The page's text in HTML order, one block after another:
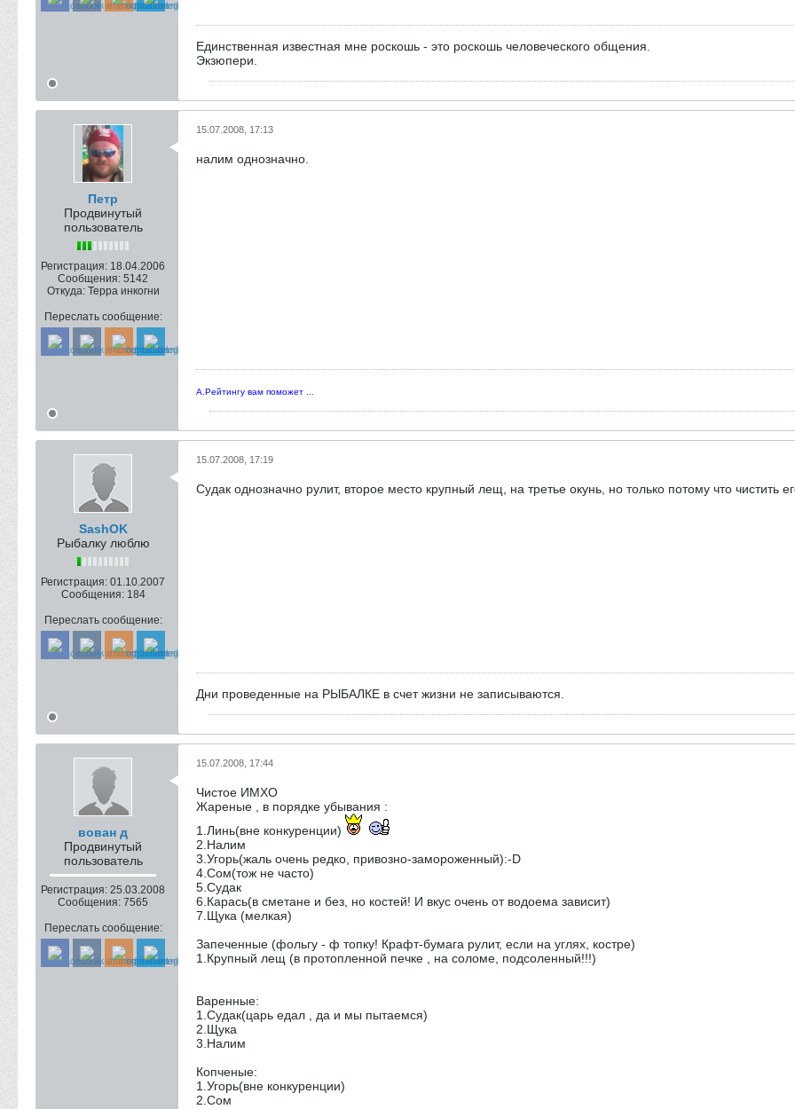
Единственная известная мне роскошь - это роскошь человеческого общения.
Экзюпери.
Петр
Продвинутый
пользователь
Регистрация: 18.04.2006
Сообщения: 5142
Откуда: Терра инкогни
Переслать сообщение:
15.07.2008, 17:13
налим однозначно.
А.Рейтингу вам поможет ...
SashOK
Рыбалку люблю
Регистрация: 01.10.2007
Сообщения: 184
Переслать сообщение:
15.07.2008, 17:19
Судак однозначно рулит, второе место крупный лещ, на третье окунь, но только потому что чистить
Дни проведенные на РЫБАЛКЕ в счет жизни не записываются.
вован д
Продвинутый
пользователь
Регистрация: 25.03.2008
Сообщения: 7565
Переслать сообщение:
15.07.2008, 17:44
Чистое ИМХО
Жареные , в порядке убывания :
1.Линь(вне конкуренции)
2.Налим
3.Угорь(жаль очень редко, привозно-замороженный):-D
4.Сом(тож не часто)
5.Судак
6.Карась(в сметане и без, но костей! И вкус очень от водоема зависит)
7.Щука (мелкая)
Запеченные (фольгу - ф топку! Крафт-бумага рулит, если на углях, костре)
1.Крупный лещ (в протопленной печке , на соломе, подсоленный!!!)
Варенные:
1.Судак(царь едал , да и мы пытаемся)
2.Щука
3.Налим
Копченые:
1.Угорь(вне конкуренции)
2.Сом